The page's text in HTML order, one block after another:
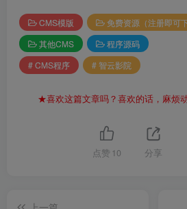
CMS模版
免费资源（注册即
其他CMS
程序源码
# CMS程序
# 智云影院
★喜欢这篇文章吗？喜欢的话，麻烦
点赞 10 分享